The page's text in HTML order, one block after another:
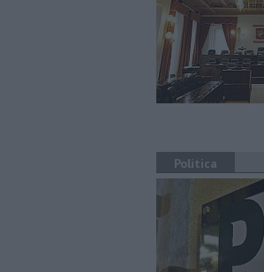
Politica